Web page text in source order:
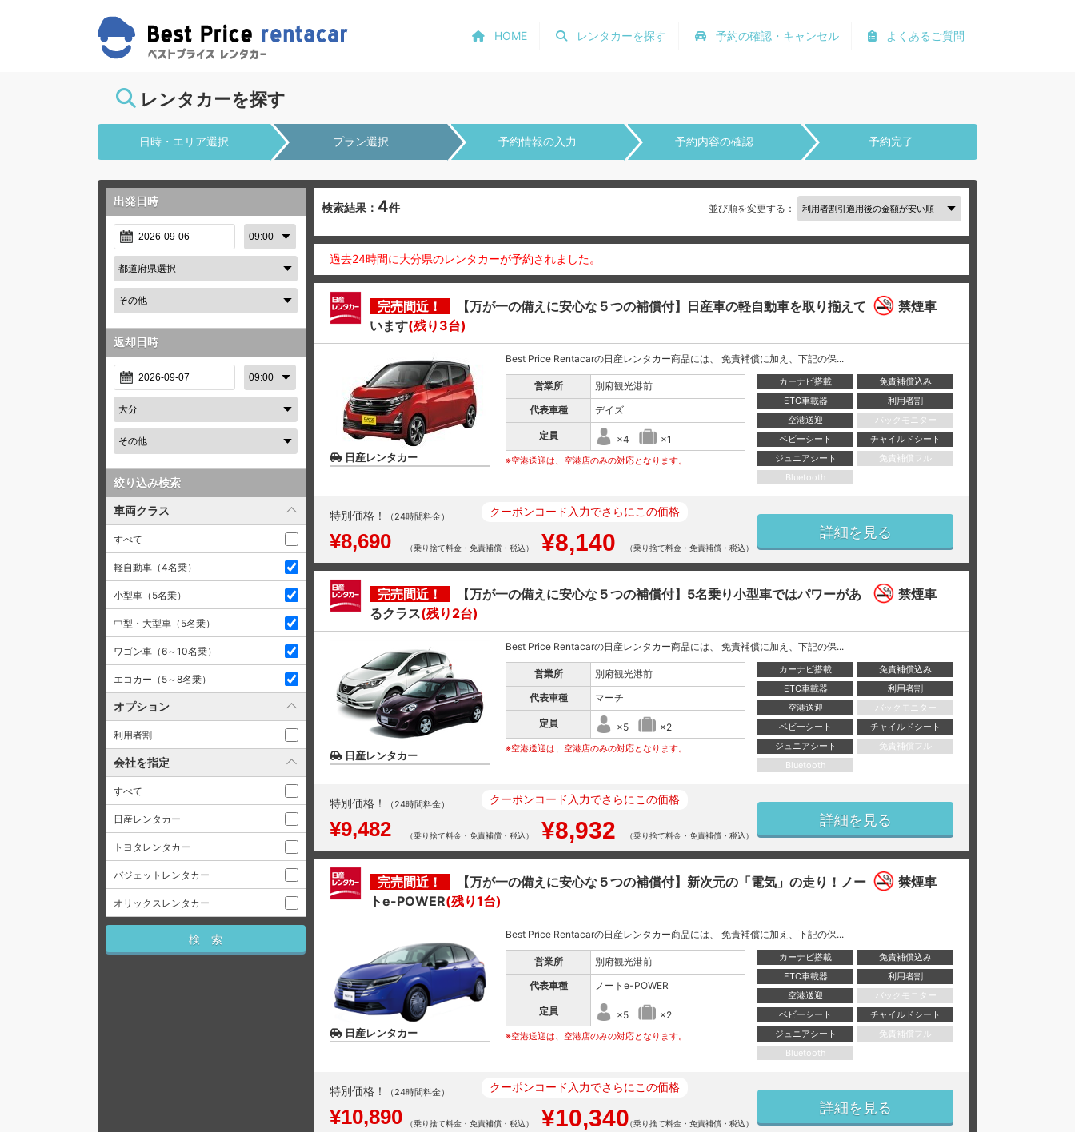
よくあるご質問
予約の確認・キャンセル
レンタカーを探す
HOME
レンタカーを探す
日時・エリア選択 プラン選択 予約情報の入力 予約内容の確認 予約完了
出発日時
返却日時
絞り込み検索
車両クラス
すべて
軽自動車（4名乗）
小型車（5名乗）
中型・大型車（5名乗）
ワゴン車（6～10名乗）
エコカー（5～8名乗）
オプション
利用者割
会社を指定
すべて
日産レンタカー
トヨタレンタカー
バジェットレンタカー
オリックスレンタカー
検索結果： 4件 並び順を変更する：
過去24時間に大分県のレンタカーが予約されました。
完売間近！
【万が一の備えに安心な５つの補償付】日産車の軽自動車を取り揃えて
います(残り3台)
禁煙車
日産レンタカー
Best Price Rentacarの日産レンタカー商品には、 免責補償に加え、下記の保...
営業所
別府観光港前
代表車種
デイズ
定員 ×4 ×1
※空港送迎は、空港店のみの対応となります。
カーナビ搭載
免責補償込み
ETC車載器
利用者割
空港送迎
バックモニター
ベビーシート
チャイルドシート
ジュニアシート
免責補償フル
Bluetooth
特別価格！ （24時間料金）
¥8,690 （乗り捨て料金・免責補償・税込）
クーポンコード入力でさらにこの価格
¥8,140 （乗り捨て料金・免責補償・税込）
詳細を見る
完売間近！
【万が一の備えに安心な５つの補償付】5名乗り小型車ではパワーがあ
るクラス(残り2台)
禁煙車
日産レンタカー
Best Price Rentacarの日産レンタカー商品には、 免責補償に加え、下記の保...
営業所
別府観光港前
代表車種
マーチ
定員 ×5 ×2
※空港送迎は、空港店のみの対応となります。
カーナビ搭載
免責補償込み
ETC車載器
利用者割
空港送迎
バックモニター
ベビーシート
チャイルドシート
ジュニアシート
免責補償フル
Bluetooth
特別価格！ （24時間料金）
¥9,482 （乗り捨て料金・免責補償・税込）
クーポンコード入力でさらにこの価格
¥8,932 （乗り捨て料金・免責補償・税込）
詳細を見る
完売間近！
【万が一の備えに安心な５つの補償付】新次元の「電気」の走り！ノー
トe-POWER(残り1台)
禁煙車
日産レンタカー
Best Price Rentacarの日産レンタカー商品には、 免責補償に加え、下記の保...
営業所
別府観光港前
代表車種
ノートe-POWER
定員 ×5 ×2
※空港送迎は、空港店のみの対応となります。
カーナビ搭載
免責補償込み
ETC車載器
利用者割
空港送迎
バックモニター
ベビーシート
チャイルドシート
ジュニアシート
免責補償フル
Bluetooth
特別価格！ （24時間料金）
¥10,890 （乗り捨て料金・免責補償・税込）
クーポンコード入力でさらにこの価格
¥10,340（乗り捨て料金・免責補償・税込）
詳細を見る